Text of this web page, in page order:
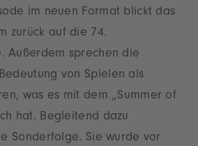
im neuen Format blickt das
zurück auf die 74.
Außerdem sprechen die
von Spielen als
was es mit dem „Summer of
hat. Begleitend dazu
Sonderfolge. Sie wurde vor